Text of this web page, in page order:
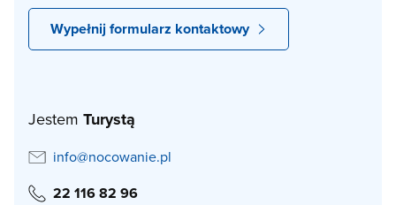
Wypełnij formularz kontaktowy
Jestem Turystą
info@nocowanie.pl
22 116 82 96